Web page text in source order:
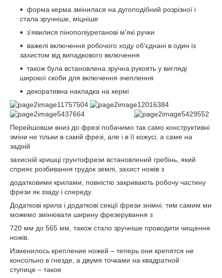
форма керма змінилася на дугоподібний розрізної і
стала зручніше, міцніше
з'явилися пінополіуретанові м'які ручки
важелі включення робочого ходу об'єднані в один із
захистом від випадкового включення
також була встановлена зручна рукоять у вигляді
широкої скоби для включення зчеплення
декоративна накладка на кермі
Перейшовши вниз до фрезі побачимо так само конструктивні
зміни не тільки в самій фрезі, але і в її кожусі, а саме на
задній
захисній кришці грунтофрези встановлений гребінь, який
сприяє розбивання грудок землі, захист ножів з
додатковими крилами, повністю закривають робочу частину
фрези як ззаду і спереду.
Додаткові крила і додаткові секції фрези знімні, тим самим ми
можемо змінювати ширину фрезерування з
720 мм до 565 мм, також стало зручніше проводити чищення
ножів.
Изменилось крепление ножей – теперь они крепятся не
консольно в гнезде, а двумя точками на квадратной
ступице – такое